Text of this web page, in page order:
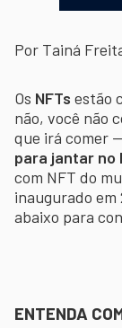
Por Tainá
Os NFTs estão
não, você não
que irá comer
para jantar no
com NFT do
inaugurado em
abaixo para
ENTENDA